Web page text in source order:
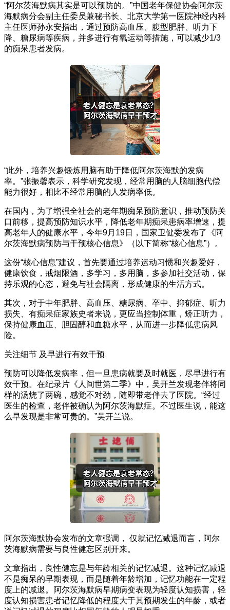
“阿尔茨海默病其实是可以预防的。”中国老年保健协会阿尔茨
海默病分会副主任委员兼秘书长、北京大学第一医院神经内科
主任医师孙永安指出，通过预防高血压、腹型肥胖、听力下
降、糖尿病等疾病，并多进行有氧运动等措施，可以减少1/3
的痴呆患者发病。
“此外，培养兴趣锻炼用脑有助于降低阿尔茨海默的发病
率。”张振馨表示，科学研究发现，经常用脑的人脑细胞代偿
能力很好，相比不经常用脑的人发病率低。
在国内，为了增强全社会的老年期痴呆预防意识，推动预防关
口前移，提高预防知识水平，降低老年期痴呆患病率增速，提
高老年人的健康水平，今年9月19日，国家卫健委发布了《阿
尔茨海默病预防与干预核心信息》（以下简称“核心信息”）。
这份“核心信息”建议，首先要通过培养运动习惯和兴趣爱好，
健康饮食，戒烟限酒，多学习，多用脑，多参加社交活动，保
持乐观的心态，避免与社会隔离，形成健康的生活方式。
其次，对于中年肥胖、高血压、糖尿病、卒中、抑郁症、听力
损失、有痴呆症家族史者来说，更应当控制体重，矫正听力，
保持健康血压、胆固醇和血糖水平，从而进一步降低患病风
险。
关注细节 及早进行有效干预
预防可以降低发病率，但一旦患病就要及时就医，尽早进行有
效干预。在纪录片《人间世第二季》中，吴开兰发现老伴将同
样的汤烧了两碗，感觉不对劲，随即带老伴去了医院。“经过
医生的检查，老伴被确认为阿尔茨海默症。不过医生说，能这
么早发现是非常可贵的。”吴开兰说。
阿尔茨海默协会发布的文章强调， 仅就记忆减退而言，阿尔
茨海默病需要与良性健忘区别开来。
文章指出，良性健忘是与年龄相关的记忆减退。这种记忆减退
不是痴呆的早期表现，而是随着年龄增加，记忆功能在一定程
度上的减退。阿尔茨海默病早期病变表现为轻度认知损害，轻
度认知损害患者记忆降低的程度大于其预期发生的年龄，或者